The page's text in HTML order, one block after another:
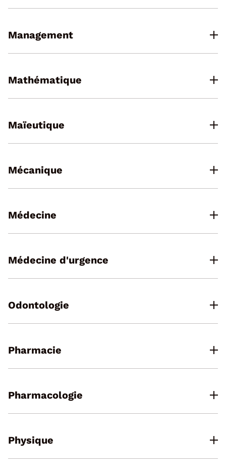
Management
Mathématique
Maïeutique
Mécanique
Médecine
Médecine d'urgence
Odontologie
Pharmacie
Pharmacologie
Physique